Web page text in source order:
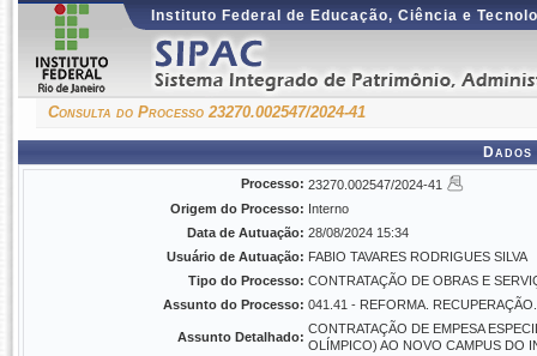
Instituto Federal de Educação, Ciência e
Consulta do Processo 23270.002547/2024-41
Processo: 23270.002547/2024-41
Origem do Processo: Interno
Data de Autuação: 28/08/2024 15:34
Usuário de Autuação: FABIO TAVARES RODRIGUES SILVA
Tipo do Processo: CONTRATAÇÃO DE OBRAS E
Assunto do Processo: 041.41 - REFORMA.
Assunto Detalhado:
CONTRATAÇÃO DE EMPESA
OLÍMPICO) AO NOVO CAMPUS DO